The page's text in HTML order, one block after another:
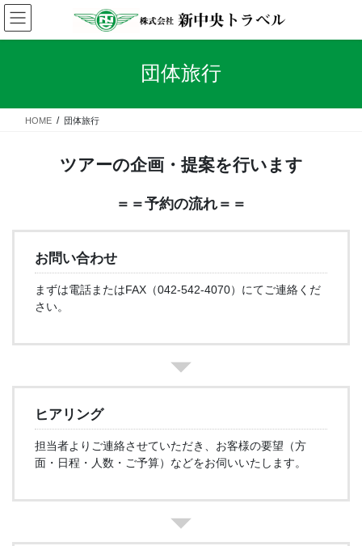
コ
ン
テ
ス
ナ
ビ
ゲ
ン
団体旅行
HOME 団体旅行
ツアーの企画・提案を行います
＝＝予約の流れ＝＝
お問い合わせ
まずは電話またはFAX（042-542-4070）にてご連絡くだ
さい。
ヒアリング
担当者よりご連絡させていただき、お客様の要望（方
面・日程・人数・ご予算）などをお伺いいたします。